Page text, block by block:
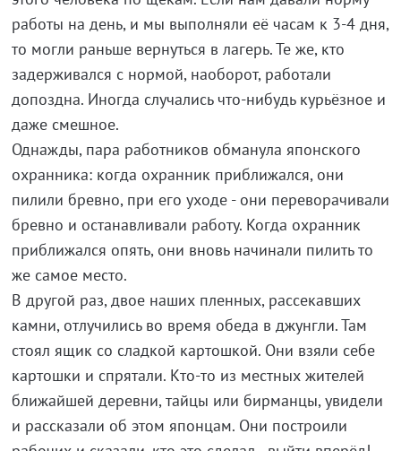
работы на день, и мы выполняли её часам к 3-4 дня,
то могли раньше вернуться в лагерь. Те же, кто
задерживался с нормой, наоборот, работали
допоздна. Иногда случались что-нибудь курьёзное и
даже смешное.
Однажды, пара работников обманула японского
охранника: когда охранник приближался, они
пилили бревно, при его уходе - они переворачивали
бревно и останавливали работу. Когда охранник
приближался опять, они вновь начинали пилить то
же самое место.
В другой раз, двое наших пленных, рассекавших
камни, отлучились во время обеда в джунгли. Там
стоял ящик со сладкой картошкой. Они взяли себе
картошки и спрятали. Кто-то из местных жителей
ближайшей деревни, тайцы или бирманцы, увидели
и рассказали об этом японцам. Они построили